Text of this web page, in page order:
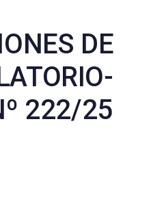
DE
222/25